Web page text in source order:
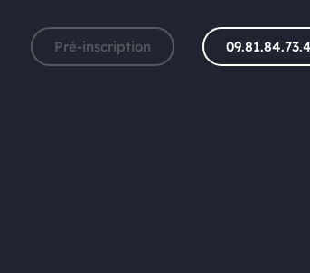
Pré-inscription